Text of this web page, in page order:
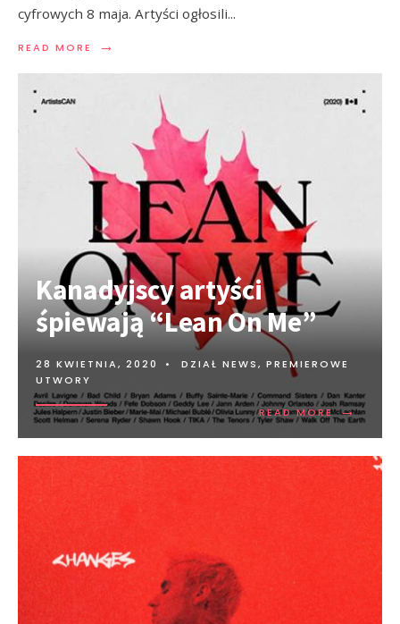
cyfrowych 8 maja. Artyści ogłosili...
READ MORE →
Kanadyjscy artyści
śpiewają “Lean On Me”
28 KWIETNIA, 2020 • DZIAŁ NEWS, PREMIEROWE
UTWORY
READ MORE →